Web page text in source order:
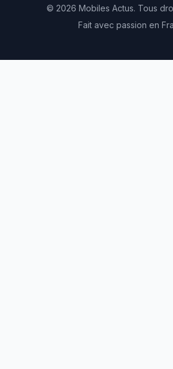
© 2026 Mobiles Actus. Tous
Fait avec passion en